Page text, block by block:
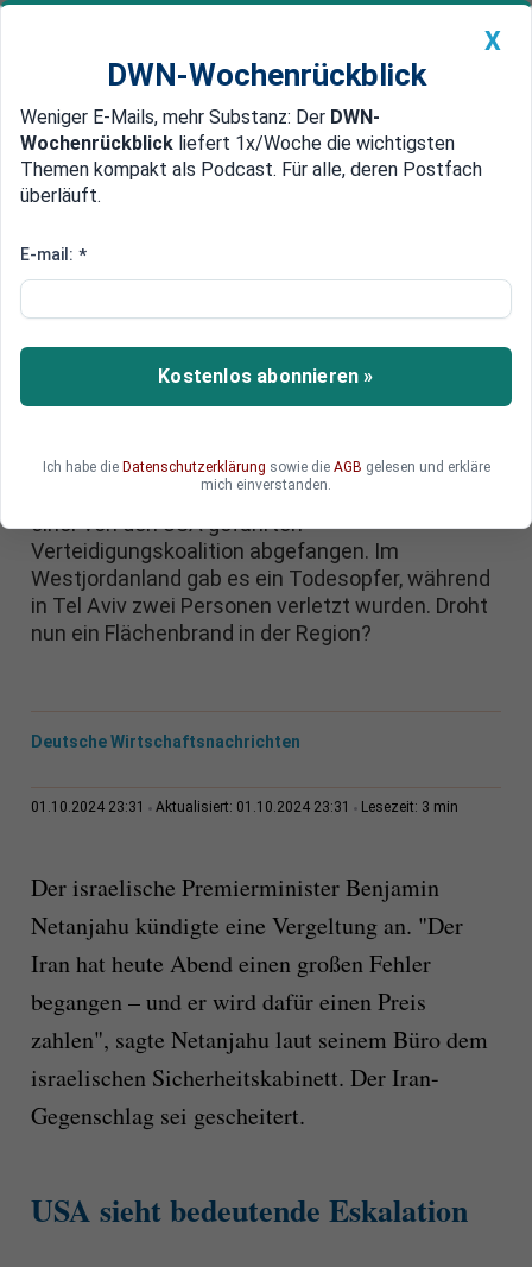
Newsticker MEIN DWN: Geldanlage Premium
Edelmetalle DWN-Magazin China
Iran-Gegenschlag: Fast 200
droht weitere Eskalation?
Der Iran hat Israel mit einer Vielzahl von Raketen
angegriffen. Nach ersten Schätzungen der
rund 180 Raketen abgefeuert. Die Mehrheit der
Geschosse wurde laut israelischem Militär und
einer von den USA geführten
Verteidigungskoalition abgefangen. Im
Westjordanland gab es ein Todesopfer, während
in Tel Aviv zwei Personen verletzt wurden. Droht
nun ein Flächenbrand in der Region?
Deutsche Wirtschaftsnachrichten
01.10.2024 23:31 Aktualisiert: 01.10.2024 23:31 Lesezeit: 3 min
Der israelische Premierminister Benjamin
Netanjahu kündigte eine Vergeltung an. "Der
Iran hat heute Abend einen großen Fehler
begangen – und er wird dafür einen Preis
zahlen", sagte Netanjahu laut seinem Büro dem
israelischen Sicherheitskabinett. Der Iran-
Gegenschlag sei gescheitert.
USA sieht bedeutende Eskalation
X
DWN-Wochenrückblick
Weniger E-Mails, mehr Substanz: Der DWN-
Wochenrückblick liefert 1x/Woche die wichtigsten
Themen kompakt als Podcast. Für alle, deren Postfach
überläuft.
E-mail: *
Kostenlos abonnieren »
Ich habe die Datenschutzerklärung sowie die AGB gelesen und erkläre
mich einverstanden.